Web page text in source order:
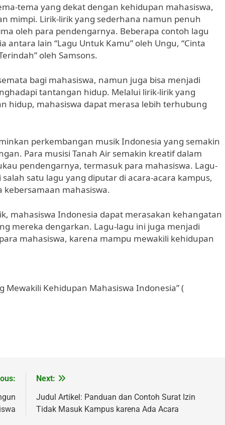
tema yang dekat dengan kehidupan mahasiswa,
mimpi. Lirik-lirik yang sederhana namun penuh
oleh para pendengarnya. Beberapa contoh lagu
antara lain “Lagu Untuk Kamu” oleh Ungu, “Cinta
oleh Samsons.
bagi mahasiswa, namun juga bisa menjadi
tantangan hidup. Melalui lirik-lirik yang
hidup, mahasiswa dapat merasa lebih terhubung
perkembangan musik Indonesia yang semakin
Para musisi Tanah Air semakin kreatif dalam
pendengarnya, termasuk para mahasiswa. Lagu-
satu lagu yang diputar di acara-acara kampus,
kebersamaan mahasiswa.
mahasiswa Indonesia dapat merasakan kehangatan
mereka dengarkan. Lagu-lagu ini juga menjadi
mahasiswa, karena mampu mewakili kehidupan
Mewakili Kehidupan Mahasiswa Indonesia” (
Next:
Judul Artikel: Panduan dan Contoh Surat Izin
Tidak Masuk Kampus karena Ada Acara